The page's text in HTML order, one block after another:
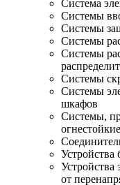
Система
Системы
Системы
Системы
Системы
Системы
Системы
шкафов
Системы,
Устройства
от